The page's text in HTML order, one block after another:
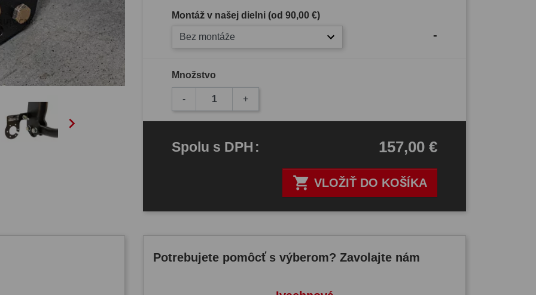

Montáž v našej dielni (od 90,00 €)
Bez montáže -
Množstvo
- +
 VLOŽIŤ DO KOŠÍKA
Spolu s DPH: 157,00 €
Potrebujete pomôcť s výberom? Zavolajte nám